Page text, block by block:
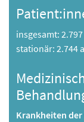
insgesamt: 2.797
stationär: 2.744
Krankheiten der